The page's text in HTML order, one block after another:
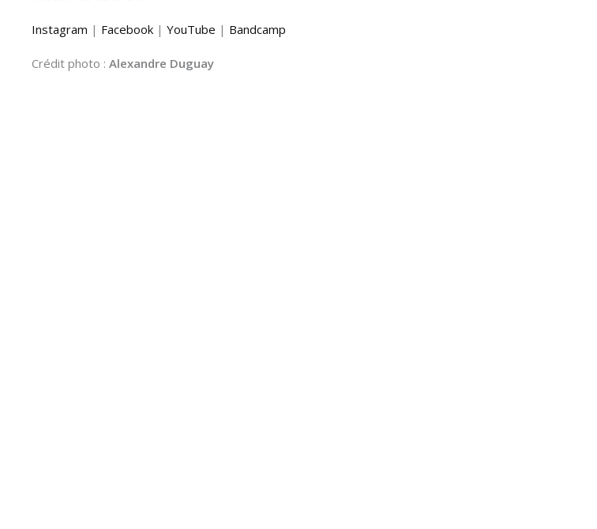
Instagram | Facebook | YouTube | Bandcamp
Crédit photo : Alexandre Duguay